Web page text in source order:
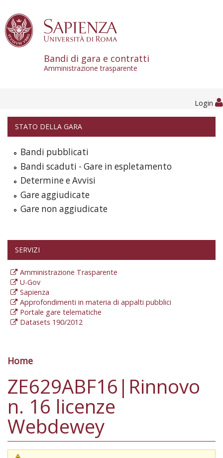
Bandi di gara e contratti
Amministrazione trasparente
Login
STATO DELLA GARA
Bandi pubblicati
Bandi scaduti - Gare in espletamento
Determine e Avvisi
Gare aggiudicate
Gare non aggiudicate
SERVIZI
Amministrazione Trasparente
U-Gov
Sapienza
Approfondimenti in materia di appalti pubblici
Portale gare telematiche
Datasets 190/2012
Tu sei qui
Home
ZE629ABF16|Rinnovo
n. 16 licenze
Webdewey